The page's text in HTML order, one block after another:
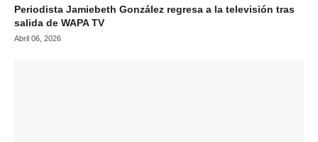
Periodista Jamiebeth González regresa a la televisión tras
salida de WAPA TV
Abril 06, 2026